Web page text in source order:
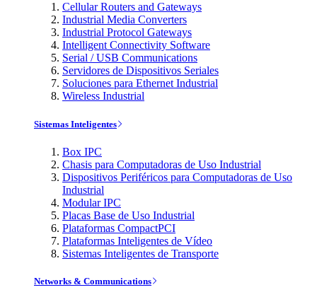
Cellular Routers and Gateways
Industrial Media Converters
Industrial Protocol Gateways
Intelligent Connectivity Software
Serial / USB Communications
Servidores de Dispositivos Seriales
Soluciones para Ethernet Industrial
Wireless Industrial
Sistemas Inteligentes
Box IPC
Chasis para Computadoras de Uso Industrial
Dispositivos Periféricos para Computadoras de Uso
Industrial
Modular IPC
Placas Base de Uso Industrial
Plataformas CompactPCI
Plataformas Inteligentes de Vídeo
Sistemas Inteligentes de Transporte
Networks & Communications